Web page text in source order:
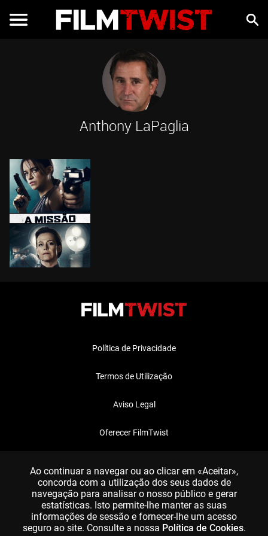
Anthony LaPaglia
Política de Privacidade
Termos de Utilização
Aviso Legal
Oferecer FilmTwist
Ao continuar a navegar ou ao clicar em «Aceitar»,
concorda com a utilização dos seus dados de
navegação para analisar o nosso público e gerar
estatísticas. Isto permite-lhe manter as suas
informações de sessão e fornecer-lhe um acesso
seguro ao site. Consulte a nossa Política de Cookies.